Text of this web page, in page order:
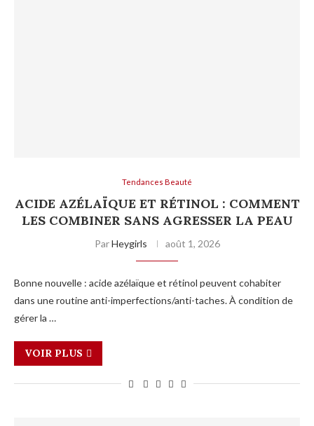
Tendances Beauté
ACIDE AZÉLAÏQUE ET RÉTINOL : COMMENT
LES COMBINER SANS AGRESSER LA PEAU
ParHeygirls août 1, 2026
Bonne nouvelle : acide azélaïque et rétinol peuvent cohabiter
dans une routine anti-imperfections/anti-taches. À condition de
gérer la …
VOIR PLUS